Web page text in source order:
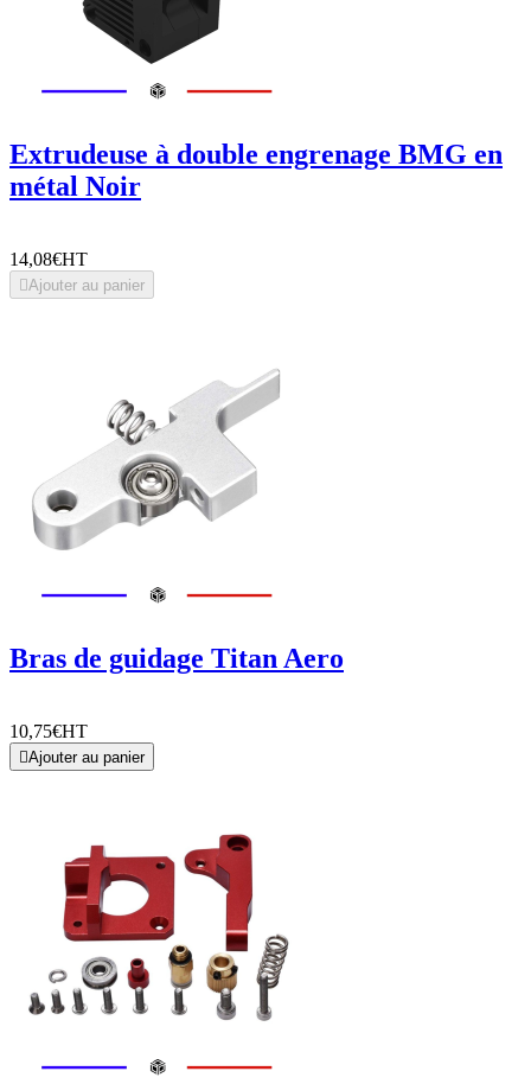
Extrudeuse à double engrenage BMG en
métal Noir
14,08€HT
Ajouter au panier
Bras de guidage Titan Aero
10,75€HT
Ajouter au panier